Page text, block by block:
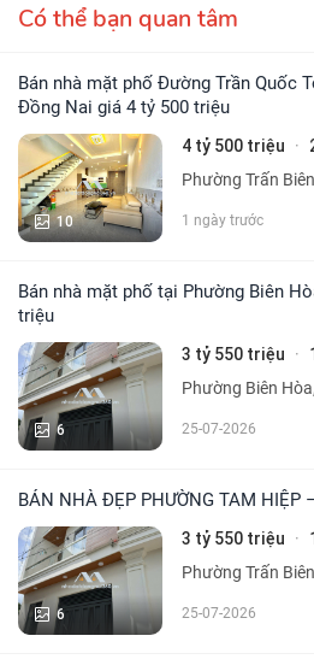
Có thể bạn quan tâm
Bán nhà mặt phố Đường Trần Quốc Toản, An Bình, Biên Hòa,
Đồng Nai giá 4 tỷ 500 triệu
10
4 tỷ 500 triệu ·
Phường Trấn
1 ngày trước
Bán nhà mặt phố tại Phường Biên Hòa, Đồng Nai giá 3 tỷ 550
triệu
6
3 tỷ 550 triệu ·
Phường Biên
25-07-2026
BÁN NHÀ ĐẸP PHƯỜNG TAM
6
3 tỷ 550 triệu ·
Phường Trấn
25-07-2026